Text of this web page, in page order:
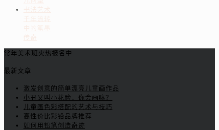
书法艺术
千年流转
中的笔墨
传奇
常年美术班火热报名中
最新文章
激发创意的简单漂亮儿童画作品
小丑又叫小花脸，你会画嘛？
儿童画色彩搭配的艺术与技巧
高性价比彩铅品牌推荐
如何用铅笔创造奇迹